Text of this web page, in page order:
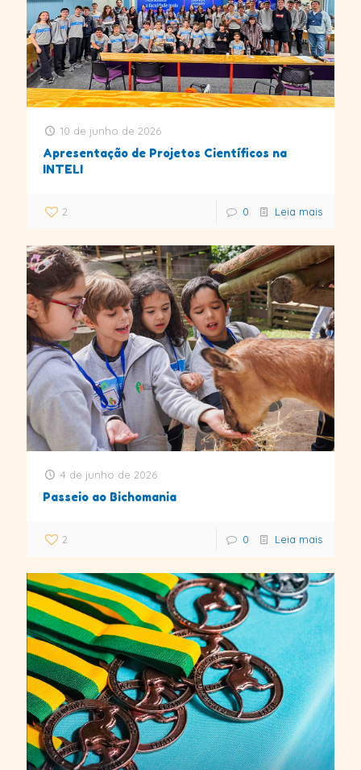
10 de junho de 2026
Apresentação de Projetos Científicos na
INTELI
2 0 Leia mais
4 de junho de 2026
Passeio ao Bichomania
2 0 Leia mais